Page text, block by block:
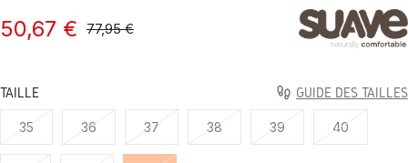
50,67 € 77,95 €
TAILLE GUIDE DES TAILLES
35 36 37 38 39 40